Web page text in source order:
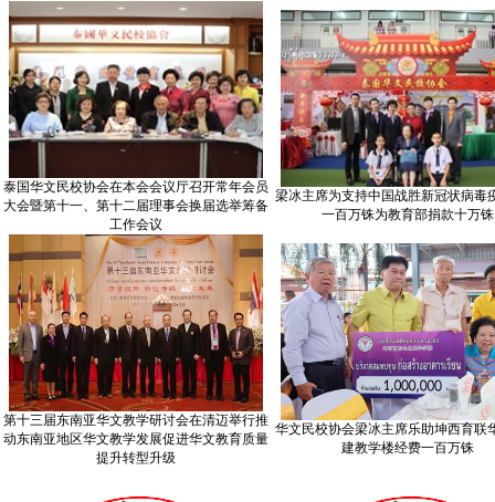
泰国华文民校协会在本会会议厅召开常年会员
大会暨第十一、第十二届理事会换届选举筹备
工作会议
梁冰主席为支持中国战胜新冠状病毒
一百万铢为教育部捐款十万铢
第十三届东南亚华文教学研讨会在清迈举行推
动东南亚地区华文教学发展促进华文教育质量
提升转型升级
华文民校协会梁冰主席乐助坤西育联
建教学楼经费一百万铢